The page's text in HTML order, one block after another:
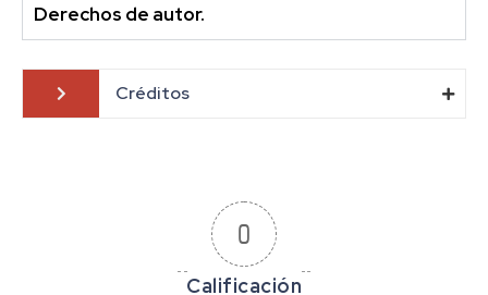
Derechos de autor.
Créditos
0